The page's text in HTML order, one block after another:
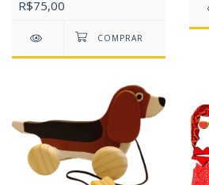
R$75,00